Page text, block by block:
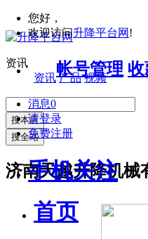
您好，
欢迎访问升降平台网 !
帐号管理
消息0
请登录
免费注册
手机关注
资讯
资讯 产品 视频
搜本店
搜全站
济南天越升降机械
首页